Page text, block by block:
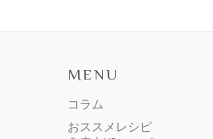
MENU
コラム
おススメレシピ